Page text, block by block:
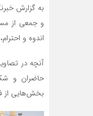
به گزارش
و جمعی از
اندوه و
آنچه در
حاضران و
بخش‌هایی از